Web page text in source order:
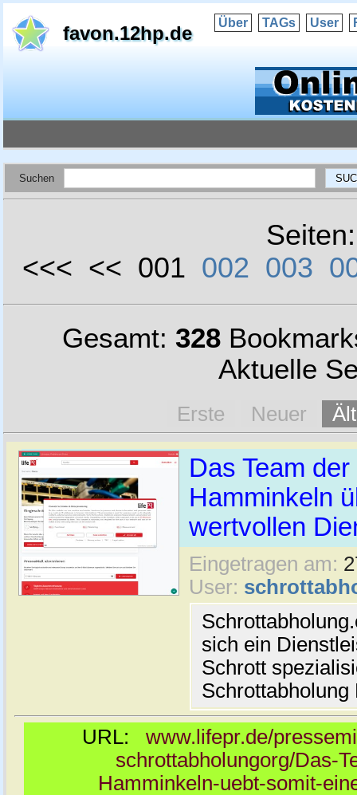
favon.12hp.de Über TAGs User
Suchen
<<< << 001 002 003
Gesamt: 328
Aktuelle
Erste Neuer
Das Team
Hamminkeln
wertvollen
Eingetragen am:
User:
sich ein
Schrott
URL: www.lifepr.de/
schrottabholungorg/Das-
Hamminkeln-uebt-somit-